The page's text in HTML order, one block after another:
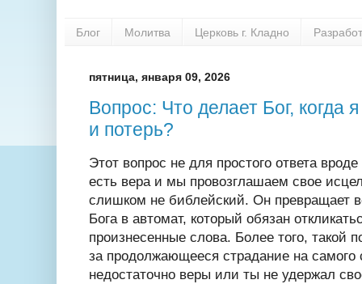
Блог Молитва Церковь г. Кладно
пятница, января 09, 2026
Вопрос: Что делает Бог, когда
и потерь?
Этот вопрос не для простого ответа
есть вера и мы провозглашаем свое
слишком не библейский. Он превращает
Бога в автомат, который обязан
произнесенные слова. Более того, такой
за продолжающееся страдание на самого
недостаточно веры или ты не удержал